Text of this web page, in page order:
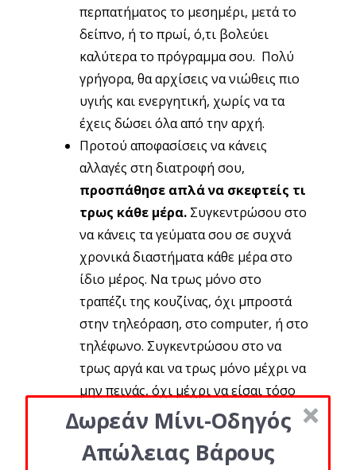
περπατήματος το μεσημέρι, μετά το
δείπνο, ή το πρωί, ό,τι βολεύει
καλύτερα το πρόγραμμα σου. Πολύ
γρήγορα, θα αρχίσεις να νιώθεις πιο
υγιής και ενεργητική, χωρίς να τα
έχεις δώσει όλα από την αρχή.
Προτού αποφασίσεις να κάνεις
αλλαγές στη διατροφή σου,
προσπάθησε απλά να σκεφτείς τι
τρως κάθε μέρα.Συγκεντρώσου στο
να κάνεις τα γεύματα σου σε συχνά
χρονικά διαστήματα κάθε μέρα στο
ίδιο μέρος. Να τρως μόνο στο
τραπέζι της κουζίνας, όχι μπροστά
στην τηλεόραση, στο computer, ή στο
τηλέφωνο. Συγκεντρώσου στο να
τρως αργά και να τρως μόνο μέχρι να
μην πεινάς, όχι μέχρι να είσαι τόσο
γεμάτη που να μη μπορείς να φας
άλλο.
Αντί να προσπαθείς να εξαλείψεις τα
Δωρεάν Μίνι-Οδηγός
Απώλειας Βάρους